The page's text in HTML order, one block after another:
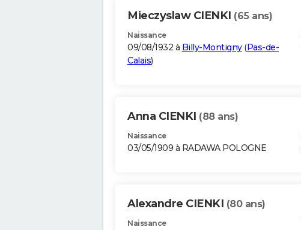
Mieczyslaw CIENKI (65 ans)
Naissance
09/08/1932 à Billy-Montigny(Pas-de-
Calais)
Anna CIENKI (88 ans)
Naissance
03/05/1909 à RADAWA POLOGNE
Alexandre CIENKI (80 ans)
Naissance